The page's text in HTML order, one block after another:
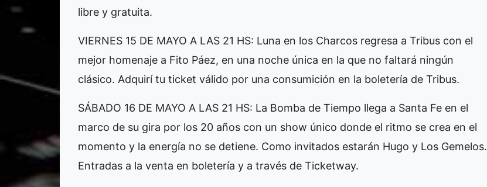
libre y gratuita.
VIERNES 15 DE MAYO A LAS 21 HS: Luna en los Charcos regresa a Tribus con el
mejor homenaje a Fito Páez, en una noche única en la que no faltará ningún
clásico. Adquirí tu ticket válido por una consumición en la boletería de Tribus.
SÁBADO 16 DE MAYO A LAS 21 HS: La Bomba de Tiempo llega a Santa Fe en el
marco de su gira por los 20 años con un show único donde el ritmo se crea en el
momento y la energía no se detiene. Como invitados estarán Hugo y Los Gemelos.
Entradas a la venta en boletería y a través de Ticketway.